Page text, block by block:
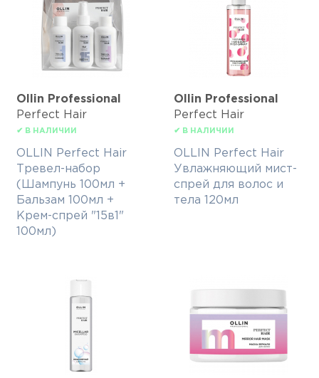
Ollin Professional
Perfect Hair
✔ В НАЛИЧИИ
OLLIN Perfect Hair
Тревел-набор
(Шампунь 100мл +
Бальзам 100мл +
Крем-спрей "15в1"
100мл)
Ollin Professional
Perfect Hair
✔ В НАЛИЧИИ
OLLIN Perfect Hair
Увлажняющий мист-
спрей для волос и
тела 120мл